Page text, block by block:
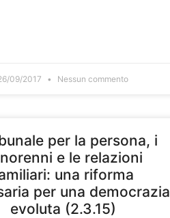
09/2017 Nessun commento
per la persona, i
e le relazioni
una riforma
per una democrazia
evoluta (2.3.15)